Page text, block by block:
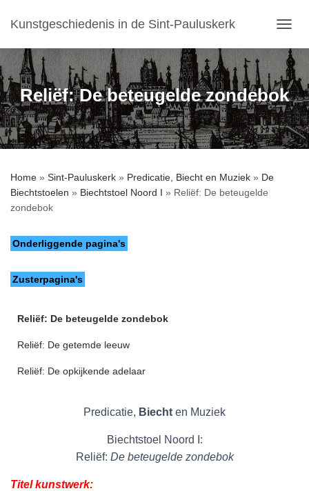
Kunstgeschiedenis in de Sint-Pauluskerk
O
G
G
L
E
N
A
V
Reliëf: De beteugelde zondebok
Home » Sint-Pauluskerk » Predicatie, Biecht en Muziek » De
Biechtstoelen » Biechtstoel Noord I » Reliëf: De beteugelde
zondebok
Onderliggende pagina's
Zusterpagina's
Reliëf: De beteugelde zondebok
Reliëf: De getemde leeuw
Reliëf: De opkijkende adelaar
Predicatie, Biecht en Muziek
Biechtstoel Noord I:
Reliëf: De beteugelde zondebok
Titel kunstwerk: